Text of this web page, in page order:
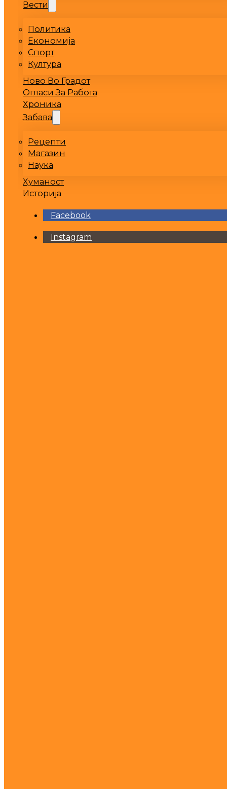
Вести
Политика
Економија
Спорт
Култура
Ново Во Градот
Огласи За Работа
Хроника
Забава
Рецепти
Магазин
Наука
Хуманост
Историја
Facebook
Instagram